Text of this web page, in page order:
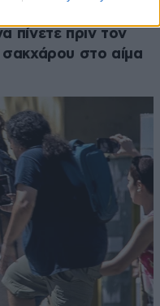
πίνετε πριν τον
σακχάρου στο αίμα